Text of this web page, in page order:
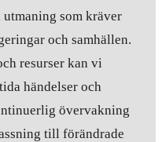
som kräver
och samhällen.
resurser kan vi
händelser och
övervakning
till förändrade